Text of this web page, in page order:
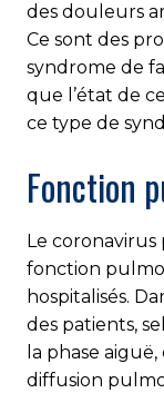
des douleurs
Ce sont des
syndrome de
que l’état de
ce type de
Fonction
Le
fonction
hospitalisés.
des patients,
la phase
diffusion